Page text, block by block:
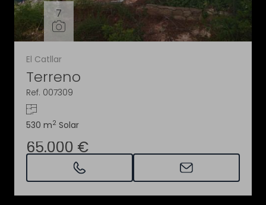
7
El Catllar
Terreno
Ref. 007309
530 m2 Solar
65.000 €